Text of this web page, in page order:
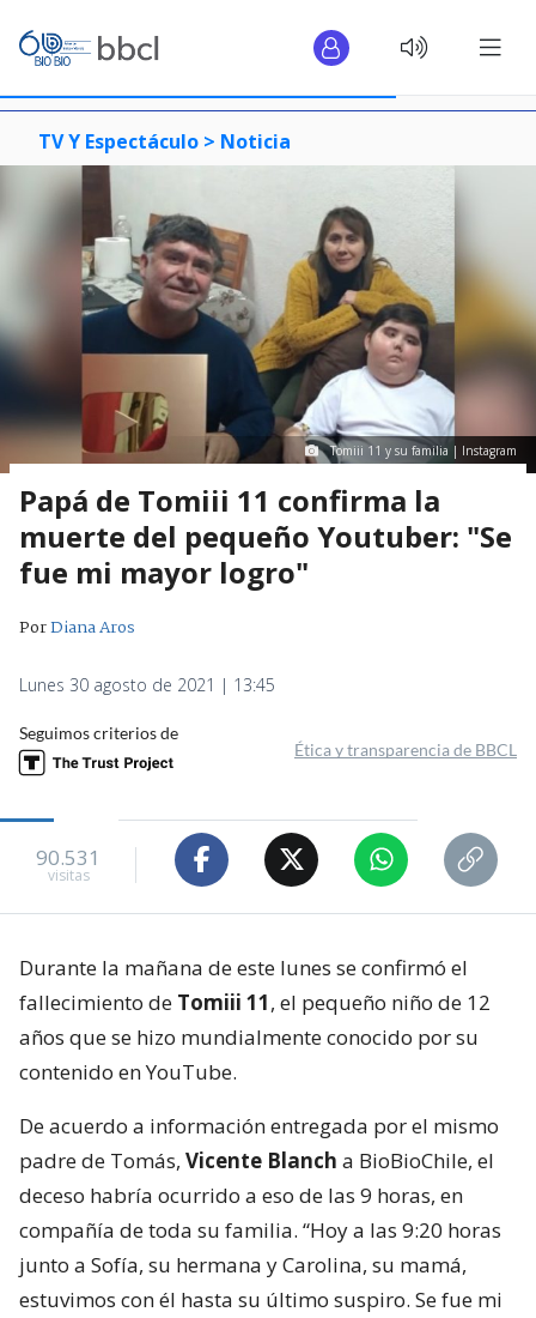
TV Y Espectáculo > Noticia
Tomiii 11 y su familia | Instagram
Papá de Tomiii 11 confirma la
muerte del pequeño Youtuber: "Se
fue mi mayor logro"
PorDiana Aros
Lunes 30 agosto de 2021 | 13:45
Seguimos criterios de
Ética y transparencia de BBCL
90.531
visitas
Durante la mañana de este lunes se confirmó el
fallecimiento de Tomiii 11, el pequeño niño de 12
años que se hizo mundialmente conocido por su
contenido en YouTube.
De acuerdo a información entregada por el mismo
padre de Tomás, Vicente Blanch a BioBioChile, el
deceso habría ocurrido a eso de las 9 horas, en
compañía de toda su familia. “Hoy a las 9:20 horas
junto a Sofía, su hermana y Carolina, su mamá,
estuvimos con él hasta su último suspiro. Se fue mi